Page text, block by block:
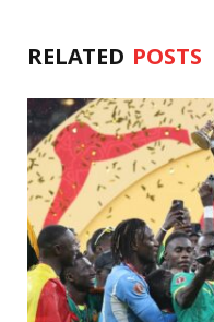
RELATED POSTS